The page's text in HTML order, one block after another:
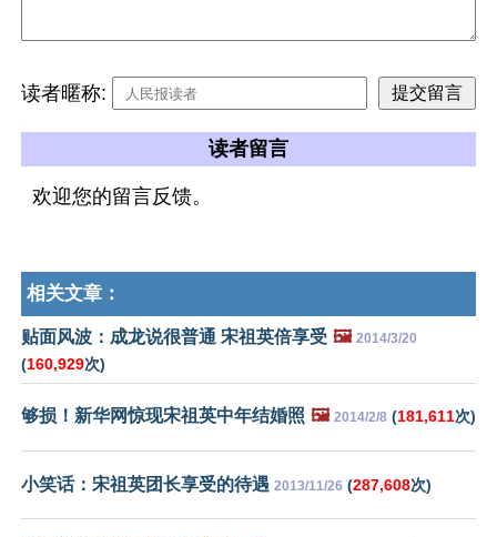
读者暱称:
读者留言
欢迎您的留言反馈。
相关文章：
贴面风波：成龙说很普通 宋祖英倍享受 🖼️ 2014/3/20
(160,929次)
够损！新华网惊现宋祖英中年结婚照 🖼️ 2014/2/8 (181,611次)
小笑话：宋祖英团长享受的待遇 2013/11/26 (287,608次)